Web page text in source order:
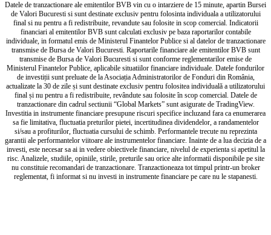
Datele de tranzactionare ale emitentilor BVB vin cu o intarziere de 15 minute, apartin Bursei
de Valori Bucuresti si sunt destinate exclusiv pentru folosinta individuala a utilizatorului
final si nu pentru a fi redistribuite, revandute sau folosite in scop comercial. Indicatorii
financiari al emitentilor BVB sunt calculati exclusiv pe baza raportarilor contabile
individuale, in formatul emis de Ministerul Finantelor Publice si al datelor de tranzactionare
transmise de Bursa de Valori Bucuresti. Raportarile financiare ale emitentilor BVB sunt
transmise de Bursa de Valori Bucuresti si sunt conforme reglementarilor emise de
Ministerul Finantelor Publice, aplicabile situatiilor financiare individuale. Datele fondurilor
de investiții sunt preluate de la Asociația Administratorilor de Fonduri din România,
actualizate la 30 de zile și sunt destinate exclusiv pentru folositea individuală a utilizatorului
final și nu pentru a fi redistribuite, revândute sau folosite în scop comercial. Datele de
tranzactionare din cadrul sectiunii “Global Markets” sunt asigurate de TradingView.
Investitia in instrumente financiare presupune riscuri specifice incluzand fara ca enumerarea
sa fie limitativa, fluctuatia preturilor pietei, incertitudinea dividendelor, a randamentelor
si/sau a profiturilor, fluctuatia cursului de schimb. Performantele trecute nu reprezinta
garantii ale performantelor viitoare ale instrumentelor financiare. Inainte de a lua decizia de a
investi, este necesar sa ai in vedere obiectivele financiare, nivelul de experienta si apetitul la
risc. Analizele, studiile, opiniile, stirile, preturile sau orice alte informatii disponibile pe site
nu constituie recomandari de tranzactionare. Tranzactioneaza tot timpul printr-un broker
reglementat, fi informat si nu investi in instrumente financiare pe care nu le stapanesti.